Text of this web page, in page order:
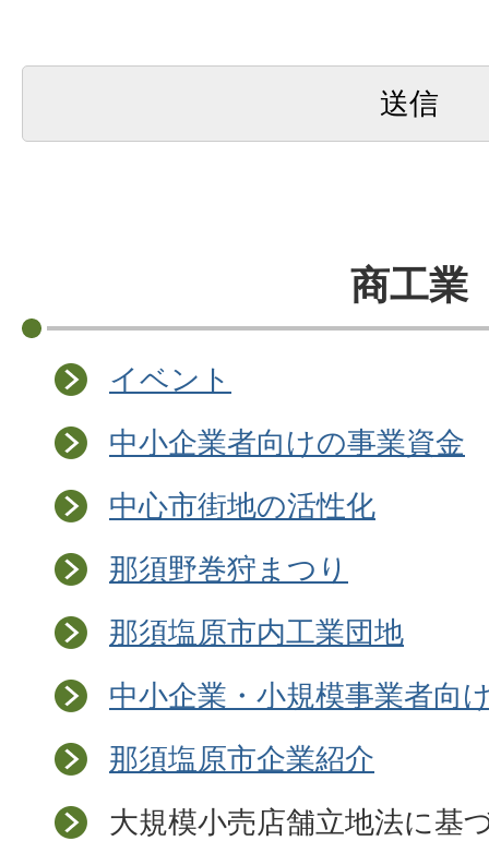
商工業
イベント
中小企業者向けの事業資金
中心市街地の活性化
那須野巻狩まつり
那須塩原市内工業団地
中小企業・小規模事業者向
那須塩原市企業紹介
大規模小売店舗立地法に基